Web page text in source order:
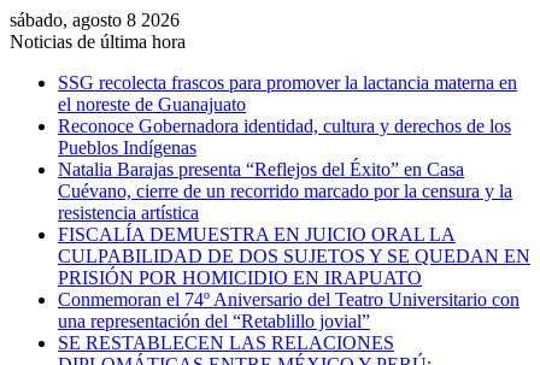
sábado, agosto 8 2026
Noticias de última hora
SSG recolecta frascos para promover la lactancia materna en
el noreste de Guanajuato
Reconoce Gobernadora identidad, cultura y derechos de los
Pueblos Indígenas
Natalia Barajas presenta “Reflejos del Éxito” en Casa
Cuévano, cierre de un recorrido marcado por la censura y la
resistencia artística
FISCALÍA DEMUESTRA EN JUICIO ORAL LA
CULPABILIDAD DE DOS SUJETOS Y SE QUEDAN EN
PRISIÓN POR HOMICIDIO EN IRAPUATO
Conmemoran el 74º Aniversario del Teatro Universitario con
una representación del “Retablillo jovial”
SE RESTABLECEN LAS RELACIONES